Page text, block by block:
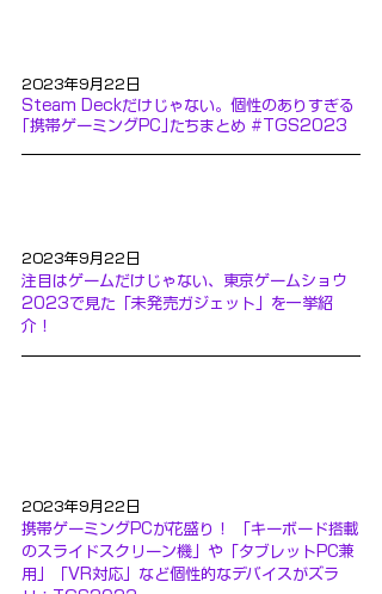
2023年9月22日
Steam Deckだけじゃない。個性のありすぎる
｢携帯ゲーミングPC｣たちまとめ #TGS2023
2023年9月22日
注目はゲームだけじゃない、東京ゲームショウ
2023で見た「未発売ガジェット」を一挙紹
介！
2023年9月22日
携帯ゲーミングPCが花盛り！ 「キーボード搭載
のスライドスクリーン機」や「タブレットPC兼
用」「VR対応」など個性的なデバイスがズラ